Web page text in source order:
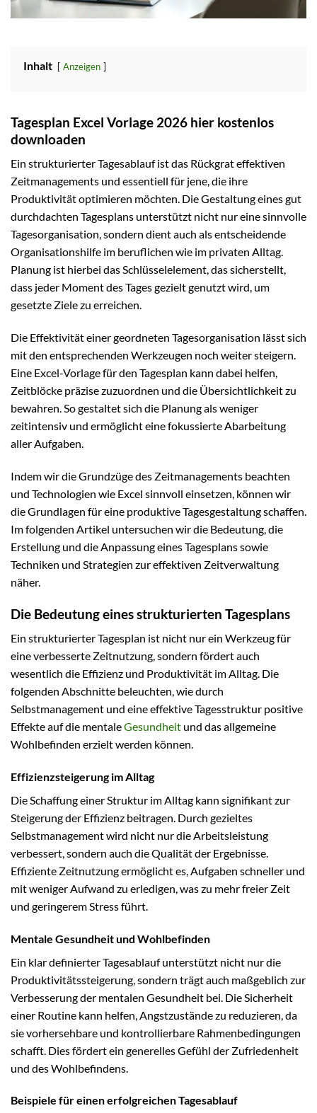
Inhalt Anzeigen
Tagesplan Excel Vorlage 2026 hier kostenlos
downloaden
Ein strukturierter Tagesablauf ist das Rückgrat effektiven
Zeitmanagements und essentiell für jene, die ihre
Produktivität optimieren möchten. Die Gestaltung eines gut
durchdachten Tagesplans unterstützt nicht nur eine sinnvolle
Tagesorganisation, sondern dient auch als entscheidende
Organisationshilfe im beruflichen wie im privaten Alltag.
Planung ist hierbei das Schlüsselelement, das sicherstellt,
dass jeder Moment des Tages gezielt genutzt wird, um
gesetzte Ziele zu erreichen.
Die Effektivität einer geordneten Tagesorganisation lässt sich
mit den entsprechenden Werkzeugen noch weiter steigern.
Eine Excel-Vorlage für den Tagesplan kann dabei helfen,
Zeitblöcke präzise zuzuordnen und die Übersichtlichkeit zu
bewahren. So gestaltet sich die Planung als weniger
zeitintensiv und ermöglicht eine fokussierte Abarbeitung
aller Aufgaben.
Indem wir die Grundzüge des Zeitmanagements beachten
und Technologien wie Excel sinnvoll einsetzen, können wir
die Grundlagen für eine produktive Tagesgestaltung schaffen.
Im folgenden Artikel untersuchen wir die Bedeutung, die
Erstellung und die Anpassung eines Tagesplans sowie
Techniken und Strategien zur effektiven Zeitverwaltung
näher.
Die Bedeutung eines strukturierten Tagesplans
Ein strukturierter Tagesplan ist nicht nur ein Werkzeug für
eine verbesserte Zeitnutzung, sondern fördert auch
wesentlich die Effizienz und Produktivität im Alltag. Die
folgenden Abschnitte beleuchten, wie durch
Selbstmanagement und eine effektive Tagesstruktur positive
Effekte auf die mentaleGesundheit und das allgemeine
Wohlbefinden erzielt werden können.
Effizienzsteigerung im Alltag
Die Schaffung einer Struktur im Alltag kann signifikant zur
Steigerung der Effizienz beitragen. Durch gezieltes
Selbstmanagement wird nicht nur die Arbeitsleistung
verbessert, sondern auch die Qualität der Ergebnisse.
Effiziente Zeitnutzung ermöglicht es, Aufgaben schneller und
mit weniger Aufwand zu erledigen, was zu mehr freier Zeit
und geringerem Stress führt.
Mentale Gesundheit und Wohlbefinden
Ein klar definierter Tagesablauf unterstützt nicht nur die
Produktivitätssteigerung, sondern trägt auch maßgeblich zur
Verbesserung der mentalen Gesundheit bei. Die Sicherheit
einer Routine kann helfen, Angstzustände zu reduzieren, da
sie vorhersehbare und kontrollierbare Rahmenbedingungen
schafft. Dies fördert ein generelles Gefühl der Zufriedenheit
und des Wohlbefindens.
Beispiele für einen erfolgreichen Tagesablauf